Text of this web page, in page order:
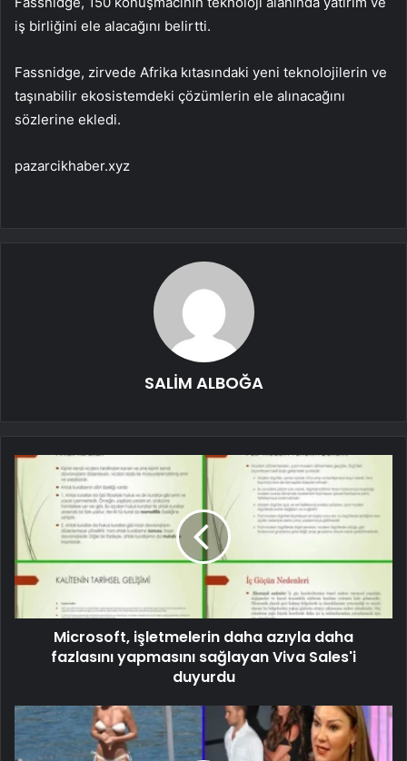
iş birliğini ele alacağını belirtti.
Fassnidge, zirvede Afrika kıtasındaki yeni teknolojilerin ve
taşınabilir ekosistemdeki çözümlerin ele alınacağını
sözlerine ekledi.
pazarcikhaber.xyz
SALİM ALBOĞA
Microsoft, işletmelerin daha azıyla daha
fazlasını yapmasını sağlayan Viva Sales'i
duyurdu